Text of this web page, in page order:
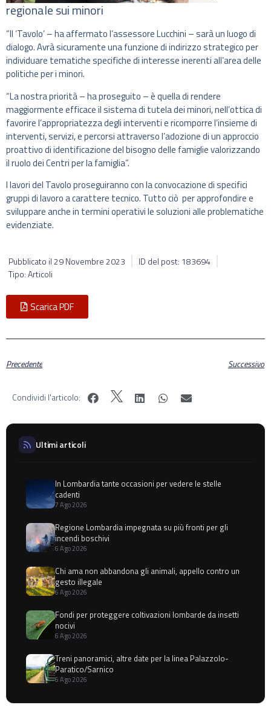
regionale sui minori
“Il ‘Tavolo’ – ha affermato l’assessore Lucchini – sarà un luogo di
dialogo. Avrà sicuramente una funzione di indirizzo strategico per
individuare tematiche specifiche di interesse inerenti all’area delle
politiche per i minori.
“La nostra priorità – ha proseguito – è quella di rendere
maggiormente efficace il sistema di tutela dei minori, nell’ottica di
favorire l’appropriatezza degli interventi e ricomporre l’insieme di
interventi, servizi, e percorsi attraverso l’adozione di un approccio
proattivo di identificazione del bisogno delle famiglie valorizzando
il ruolo dei Centri per la famiglia”.
I lavori del Tavolo proseguiranno con la convocazione di specifici
gruppi di lavoro a carattere tecnico. Tutto ciò per approfondire e
sviluppare anche in termini operativi le soluzioni alle problematiche
evidenziate.
Pubblicato il29 Novembre 2023
ID del post: 183694
Tipo: Articoli
Scarica PDF
Precedente Successivo
Condividi l'articolo:
Ultimi articoli
In Lombardia tante occasioni per vedere le stelle
cadenti
7 Ago 2026
Regione Lombardia impegnata su più fronti per gli
incendi boschivi
6 Ago 2026
Chi ama non abbandona gli animali, appello contro un
gesto illegale
6 Ago 2026
Fondi per proteggere coltivazioni lombarde da insetti
nocivi
6 Ago 2026
Treni panoramici, altre date per la linea Palazzolo-
Paratico/Sarnico
6 Ago 2026